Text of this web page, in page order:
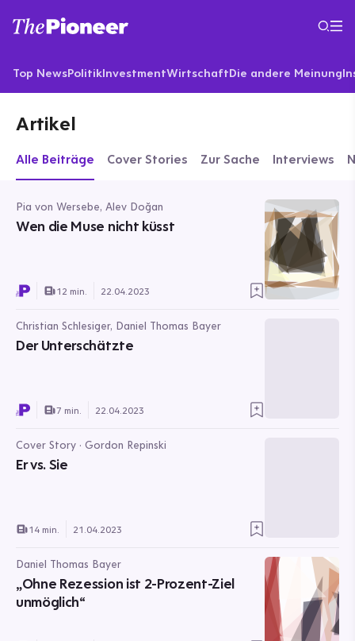
Top NewsPolitikInvestmentWirtschaftDie andere Meinung
Artikel
Alle Beiträge Cover Stories Zur Sache Interviews
Pia von Wersebe, Alev Doğan
Wen die Muse nicht küsst
12 min. 22.04.2023
Christian Schlesiger, Daniel Thomas Bayer
Der Unterschätzte
7 min. 22.04.2023
Cover Story · Gordon Repinski
Er vs. Sie
14 min. 21.04.2023
Daniel Thomas Bayer
„Ohne Rezession ist 2-Prozent-Ziel
unmöglich“